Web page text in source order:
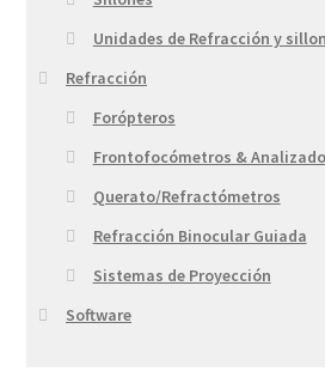
Unidades de Refracción y
Refracción
Forópteros
Frontofocómetros &
Querato/Refractómetros
Refracción Binocular Guiada
Sistemas de Proyección
Software